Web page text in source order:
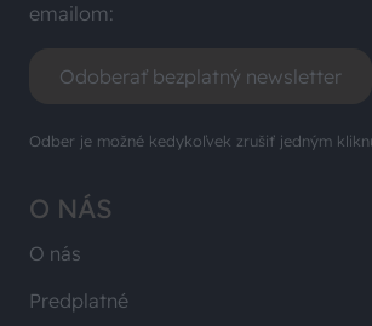
O NÁS
O nás
Predplatné
emailom:
Odoberať bezplatný newsletter
Odber je možné kedykoľvek zrušiť jedným